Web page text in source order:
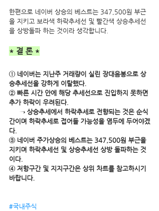
한편으로 네이버 상승의 베스트는 347,500원 부근
을 지키고 보라색 하락추세선 및 빨간색 상승추세선
을 상방돌파 하는 것이라 생각합니다.
* 결 론 *
① 네이버는 지난주 거래량이 실린 장대음봉으로 상
승추세선을 강하게 이탈했다.
② 빠른 시간 안에 해당 추세선으로 진입하지 못하면
추가 하락이 우려된다.
간이며 하락추세로 접어들 가능성을 염두에 두어야겠
다.
③ 네이버 주가상승의 베스트는 347,500원 부근을
지키며 하락추세선 및 상승추세선 상방 돌파하는 것
이다.
④ 저항구간 및 지지구간은 상위 차트를 참고하시기
바랍니다.
#국내주식